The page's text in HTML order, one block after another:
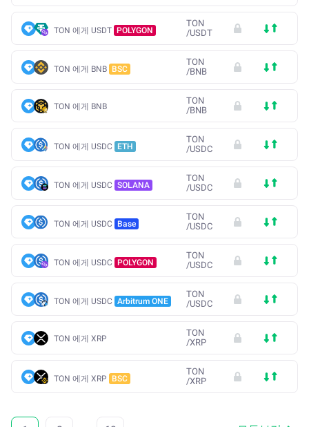
TON 에게 USDT POLYGON
TON
/USDT
TON 에게 BNB BSC
TON
/BNB
TON 에게 BNB
TON
/BNB
TON 에게 USDC ETH
TON
/USDC
TON 에게 USDC SOLANA
TON
/USDC
TON 에게 USDC Base
TON
/USDC
TON 에게 USDC POLYGON
TON
/USDC
TON 에게 USDC Arbitrum ONE
TON
/USDC
TON 에게 XRP
TON
/XRP
TON 에게 XRP BSC
TON
/XRP